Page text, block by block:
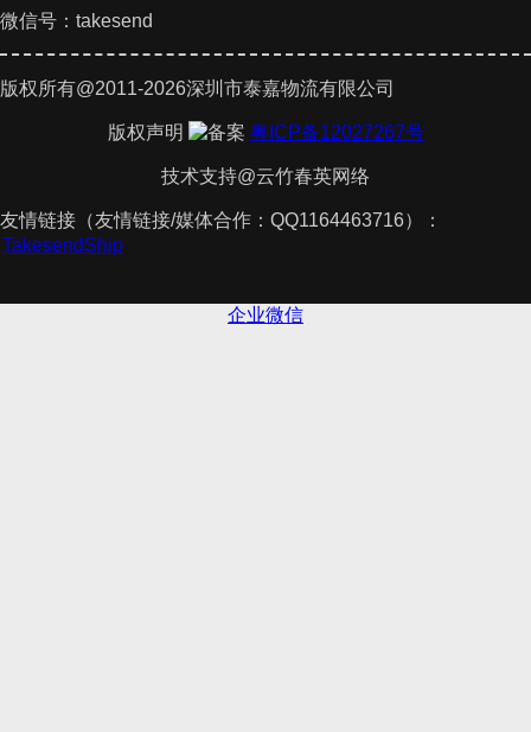
微信号：takesend
版权所有@2011-2026深圳市泰嘉物流有限公司
版权声明 粤ICP备12027267号
技术支持@云竹春英网络
友情链接（友情链接/媒体合作：QQ1164463716）：
TakesendShip
企业微信